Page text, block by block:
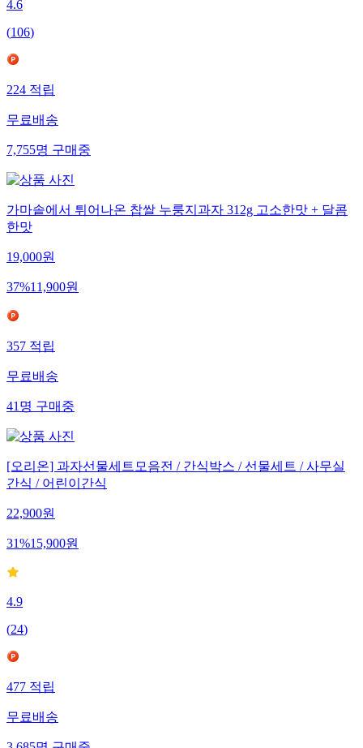
4.6
(106)
224적립
무료배송
7,755명구매중
가마솥에서 튀어나온 찹쌀 누룽지과자 312g 고소한맛 + 달콤
한맛
19,000원
37%11,900원
357적립
무료배송
41명구매중
[오리온] 과자선물세트모음전 / 간식박스 / 선물세트 / 사무실
간식 / 어린이간식
22,900원
31%15,900원
4.9
(24)
477적립
무료배송